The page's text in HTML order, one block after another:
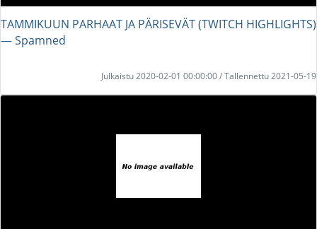
TAMMIKUUN PARHAAT JA PÄRISEVÄT (TWITCH HIGHLIGHTS)
― Spamned
Julkaistu 2020-02-01 00:00:00 / Tallennettu 2021-05-19